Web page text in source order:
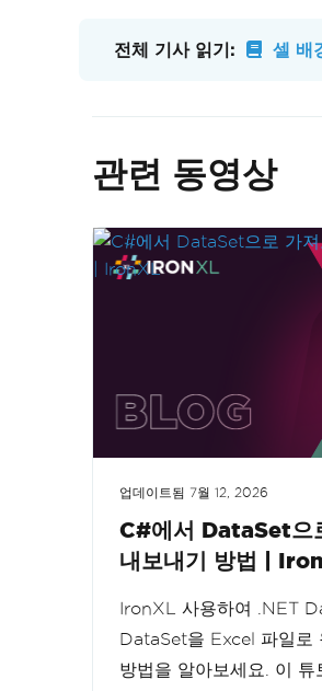
전체 기사 읽기: 셀 배
관련 동영상
업데이트됨 7월 12, 2026
C#에서 DataSet으
내보내기 방법 |
IronXL 사용하여 .NET
DataSet을 Excel 파일로
방법을 알아보세요. 이 튜